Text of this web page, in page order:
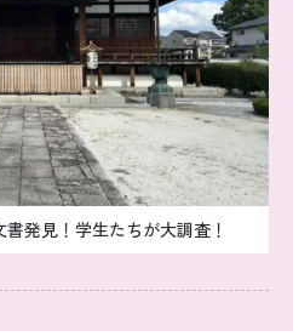
発見！学生たちが大調査！